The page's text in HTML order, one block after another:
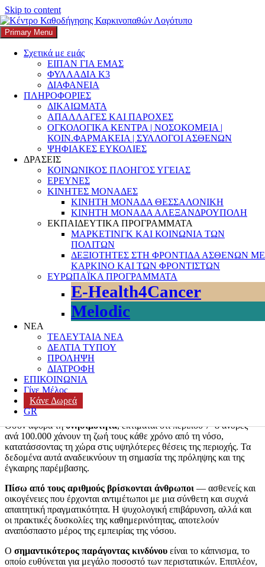
Skip to content
K3
ΚΕΝΤΡΟ ΚΑΘΟΔΗΓΗΣΗΣ ΚΑΡΚΙΝΟΠΑΘΩΝ
Primary Menu
Σχετικά με εμάς
ΕΙΠΑΝ ΓΙΑ ΕΜΑΣ
ΦΥΛΛΑΔΙΑ Κ3
ΔΙΑΦΑΝΕΙΑ
ΠΛΗΡΟΦΟΡΙΕΣ
ΔΙΚΑΙΩΜΑΤΑ
ΑΠΑΛΛΑΓΕΣ ΚΑΙ ΠΑΡΟΧΕΣ
ΟΓΚΟΛΟΓΙΚΑ ΚΕΝΤΡΑ | ΝΟΣΟΚΟΜΕΙΑ |
ΚΟΙΝ.ΦΑΡΜΑΚΕΙΑ | ΣΥΛΛΟΓΟΙ ΑΣΘΕΝΩΝ
ΨΗΦΙΑΚΕΣ ΕΥΚΟΛΙΕΣ
ΔΡΑΣΕΙΣ
ΚΟΙΝΩΝΙΚΟΣ ΠΛΟΗΓΟΣ ΥΓΕΙΑΣ
ΕΡΕΥΝΕΣ
ΚΙΝΗΤΕΣ ΜΟΝΑΔΕΣ
ΚΙΝΗΤΗ ΜΟΝΑΔΑ ΘΕΣΣΑΛΟΝΙΚΗ
ΚΙΝΗΤΗ ΜΟΝΑΔΑ ΑΛΕΞΑΝΔΡΟΥΠΟΛΗ
ΕΚΠΑΙΔΕΥΤΙΚΑ ΠΡΟΓΡΑΜΜΑΤΑ
ΜΑΡΚΕΤΙΝΓΚ ΚΑΙ ΚΟΙΝΩΝΙΑ ΤΩΝ
ΠΟΛΙΤΩΝ
ΔΕΞΙΟΤΗΤΕΣ ΣΤΗ ΦΡΟΝΤΙΔΑ ΑΣΘΕΝΩΝ ΜΕ
ΚΑΡΚΙΝΟ ΚΑΙ ΤΩΝ ΦΡΟΝΤΙΣΤΩΝ
ΕΥΡΩΠΑΪΚΑ ΠΡΟΓΡΑΜΜΑΤΑ
E-Health4Cancer
Melodic
ΝΕΑ
ΤΕΛΕΥΤΑΙΑ ΝΕΑ
ΔΕΛΤΙΑ ΤΥΠΟΥ
ΠΡΟΛΗΨΗ
ΔΙΑΤΡΟΦΗ
ΕΠΙΚΟΙΝΩΝΙΑ
Γίνε Μέλος
Κάνε Δωρεά
GR
Search
Αναζήτηση για:
Κατηγορία:Πρόληψη και
θεραπεία
Μήνας Ευαισθητοποίησης για τον
Καρκίνο της Ουροδόχου Κύστης:
Ενημέρωση και πρόληψη
Posted on 7 Μαΐου, 2026Authork3-editor
Δικαίωμα στην Υγεία,Ελλάδα,Ενημέρωση & Ευαισθητοποίηση
ενημέρωση ασθενών,επιβίωση από καρκίνο,Ευρώπη,Κάπα3,
ΚΑΠΝΙΣΜΑ,Καρκίνος ,Καρκίνος Ουροδόχου Κύστης
Ευαισθητοποίησης,Πρόληψη και θεραπεία,Πρόληψη Καρκίνου
Στατιστικά1 Comment
έχει καθιερωθεί διεθνώς ωςΜήνας Ευαισθητοποίησης
για τον Καρκίνο της Ουροδόχου Κύστης, με πρωτοβουλίες από
διεθνείς οργανισμούς υγείας και συλλόγους ασθενών, με στόχο την
ενημέρωση του κοινού, την προώθηση της πρόληψης και την
ενίσχυση της έγκαιρης διάγνωσης.
καρκίνος
συχνότερες μορφές καρκίνου παγκοσμίως, με εκατοντάδες χιλιάδες
νέα περιστατικά κάθε χρόνο. Στην
τους πιο συχνούς ουρολογικούς καρκίνους, με σημαντικά
υψηλότερη επίπτωση στους άνδρες σε σχέση με τις γυναίκες.
ΣτηνΕλλάδα, τα στοιχεία είναι ιδιαίτερα ανησυχητικά. Η χώρα
καταγράφει το υψηλότερο ποσοστό εμφάνισης στη Νότια Ευρώπη,
με περίπου 39,7 νέα περιστατικά ανά 100.000 άνδρες ετησίως.
Όσον αφορά τηθνησιμότητα, εκτιμάται ότι περίπου 7–8 άνδρες
ανά 100.000 χάνουν τη ζωή τους κάθε χρόνο από τη νόσο,
κατατάσσοντας τη χώρα στις υψηλότερες θέσεις της περιοχής. Τα
δεδομένα αυτά αναδεικνύουν τη σημασία της πρόληψης και της
έγκαιρης παρέμβασης.
Πίσω από τους αριθμούς βρίσκονται άνθρωποι — ασθενείς και
οικογένειες που έρχονται αντιμέτωποι με μια σύνθετη και συχνά
απαιτητική πραγματικότητα. Η ψυχολογική επιβάρυνση, αλλά και
οι πρακτικές δυσκολίες της καθημερινότητας, αποτελούν
αναπόσπαστο μέρος της εμπειρίας της νόσου.
Ο σημαντικότερος παράγοντας κινδύνου είναι το κάπνισμα, το
οποίο ευθύνεται για μεγάλο ποσοστό των περιστατικών. Επιπλέον,